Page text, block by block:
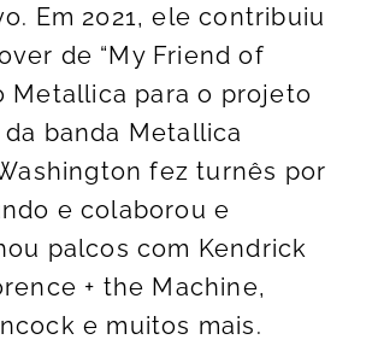
Em 2021, ele contribuiu
de “My Friend of
Metallica para o projeto
banda Metallica
fez turnês por
e colaborou e
palcos com Kendrick
+ the Machine,
e muitos mais.